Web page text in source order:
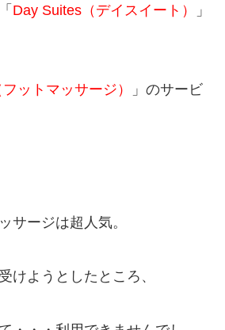
Day Suites（デイスイート）
」
ットマッサージ）
」のサービ
サージは超人気。
けようとしたところ、